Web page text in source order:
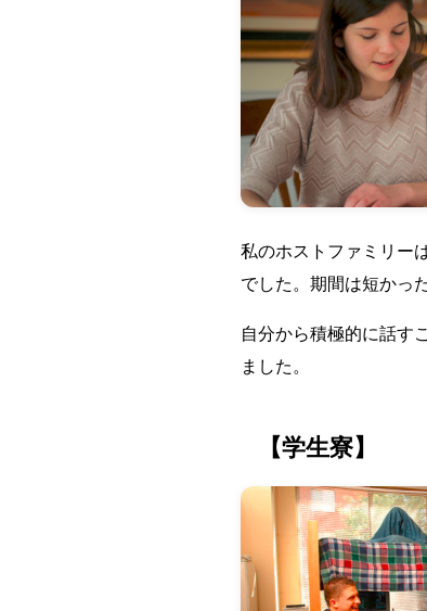
私のホストファミリー
でした。期間は短かっ
自分から積極的に話す
ました。
【学生寮】